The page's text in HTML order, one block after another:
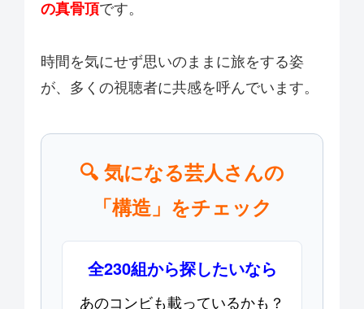
の真骨頂です。
時間を気にせず思いのままに旅をする姿
が、多くの視聴者に共感を呼んでいます。
🔍 気になる芸人さんの
「構造」をチェック
全230組から探したいなら
あのコンビも載っているかも？